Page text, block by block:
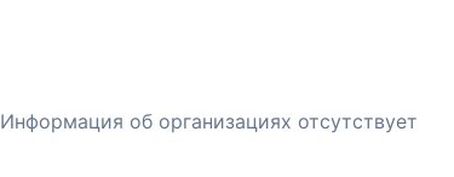
Информация об организациях отсутствует